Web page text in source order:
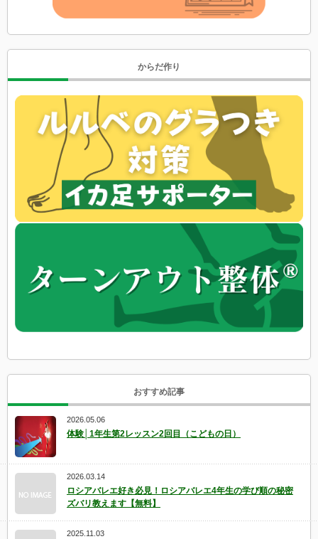
からだ作り
おすすめ記事
2026.05.06
体験│1年生第2レッスン2回目（こどもの日）
2026.03.14
ロシアバレエ好き必見！ロシアバレエ4年生の学び順の秘密
ズバリ教えます【無料】
2025.11.03